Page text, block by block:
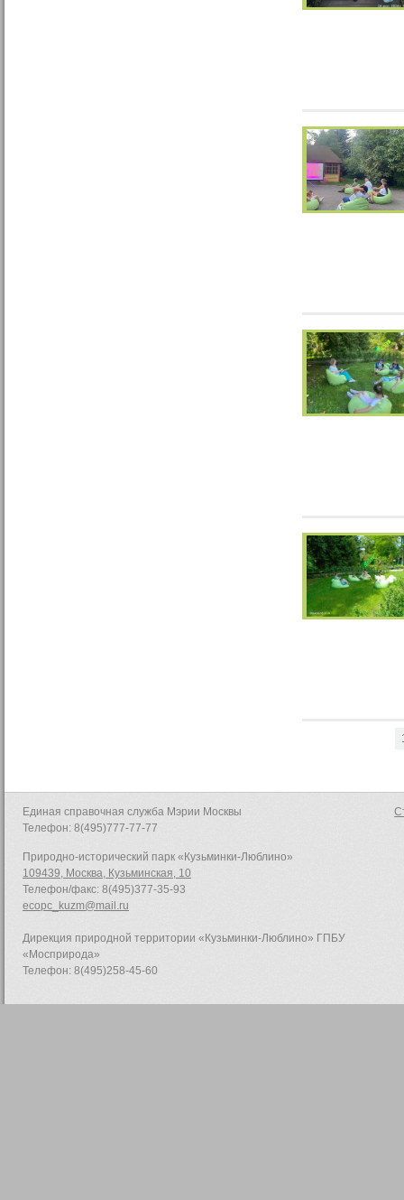
Единая справочная служба Мэрии Москвы
Телефон: 8(495)777-77-77
Природно-исторический парк «Кузьминки-Люблино»
109439, Москва, Кузьминская, 10
Телефон/факс: 8(495)377-35-93
ecopc_kuzm@mail.ru
Дирекция природной территории «Кузьминки-Люблино» ГПБУ
«Мосприрода»
Телефон: 8(495)258-45-60